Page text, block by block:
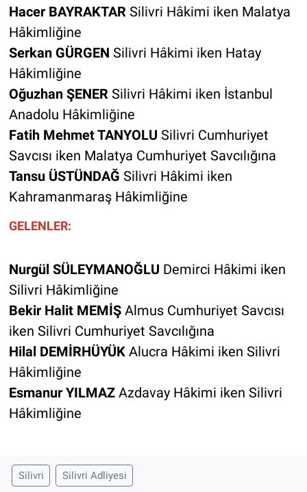
Hacer BAYRAKTAR Silivri Hâkimi iken Malatya
Hâkimliğine
Serkan GÜRGEN Silivri Hâkimi iken Hatay
Hâkimliğine
Oğuzhan ŞENER Silivri Hâkimi iken İstanbul
Anadolu Hâkimliğine
Fatih Mehmet TANYOLU Silivri Cumhuriyet
Savcısı iken Malatya Cumhuriyet Savcılığına
Tansu ÜSTÜNDAĞ Silivri Hâkimi iken
Kahramanmaraş Hâkimliğine
GELENLER:
Nurgül SÜLEYMANOĞLU Demirci Hâkimi iken
Silivri Hâkimliğine
Bekir Halit MEMİŞAlmus Cumhuriyet Savcısı
iken Silivri Cumhuriyet Savcılığına
Hilal DEMİRHÜYÜKAlucra Hâkimi iken Silivri
Hâkimliğine
Esmanur YILMAZ Azdavay Hâkimi iken Silivri
Hâkimliğine
Silivri Silivri Adliyesi